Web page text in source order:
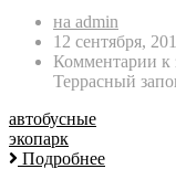
на admin
12 сентября,
Комментарии к
Террасный
автобусные
экопарк
Подробнее